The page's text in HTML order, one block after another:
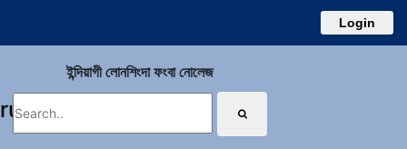
Login
ইন্দিয়াগী লোনশিংদা ফংবা নোলেজ